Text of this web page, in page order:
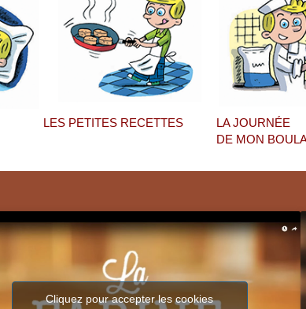
LES PETITES RECETTES
LA JOURNÉE
DE MON
Cliquez pour accepter les cookies